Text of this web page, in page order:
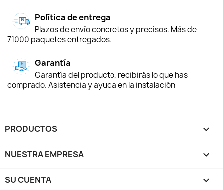
Política de entrega
Plazos de envío concretos y precisos. Más de
71000 paquetes entregados.
Garantía
Garantía del producto, recibirás lo que has
comprado. Asistencia y ayuda en la instalación
PRODUCTOS 
NUESTRA EMPRESA 
SU CUENTA 